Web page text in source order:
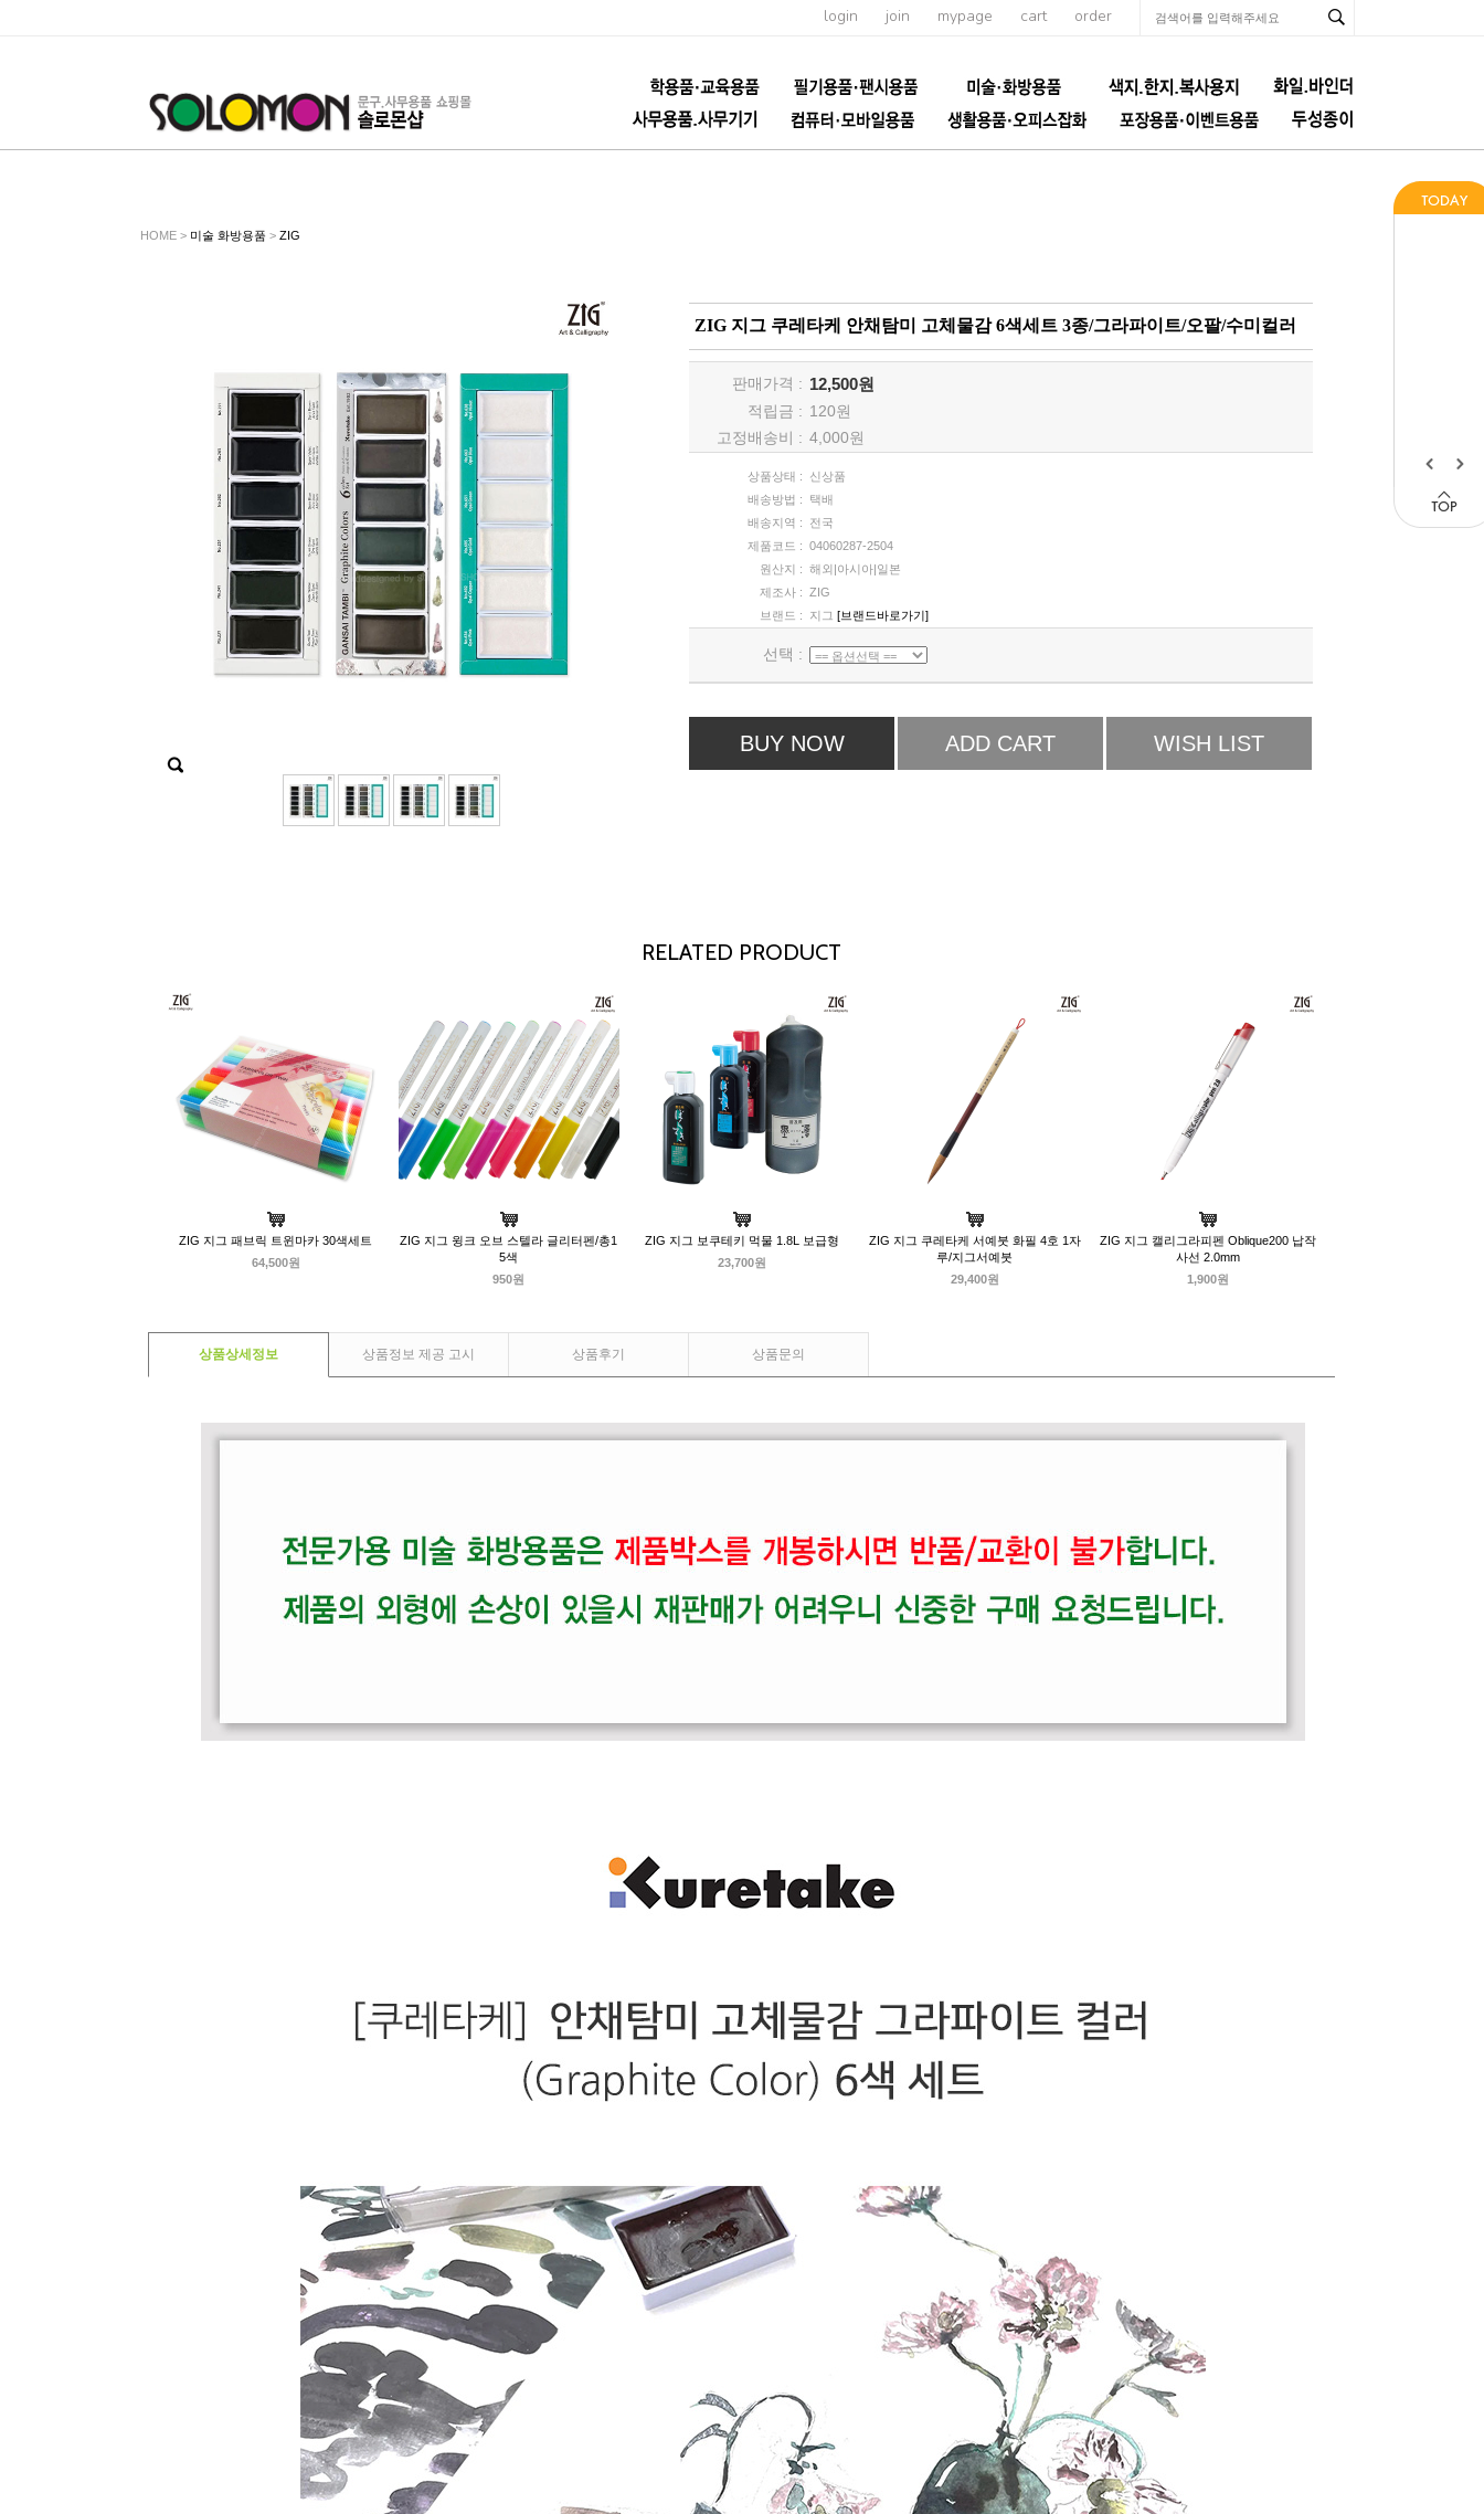
login join mypage cart order
HOME > 미술 화방용품 > ZIG
ZIG 지그 쿠레타케 안채탐미 고체물감 6색세트 3종/그라파이트/오팔/수미컬러
판매가격 : 12,500원
적립금 : 120원
고정배송비 : 4,000원
상품상태 :
신상품
배송방법 :
택배
배송지역 :
전국
제품코드 : 04060287-2504
원산지 : 해외|아시아|일본
제조사 : ZIG
브랜드 :
지그 [브랜드바로가기]
선택 :
BUY NOW ADD CART WISH LIST
RELATED PRODUCT
ZIG 지그 패브릭 트윈마카 30색세트
64,500원
ZIG 지그 윙크 오브 스텔라 글리터펜/총1
5색
950원
ZIG 지그 보쿠테키 먹물 1.8L 보급형
23,700원
ZIG 지그 쿠레타케 서예붓 화필 4호 1자
루/지그서예붓
29,400원
ZIG 지그 캘리그라피펜 Oblique200 납작
사선 2.0mm
1,900원
상품상세정보 상품정보 제공 고시 상품후기 상품문의